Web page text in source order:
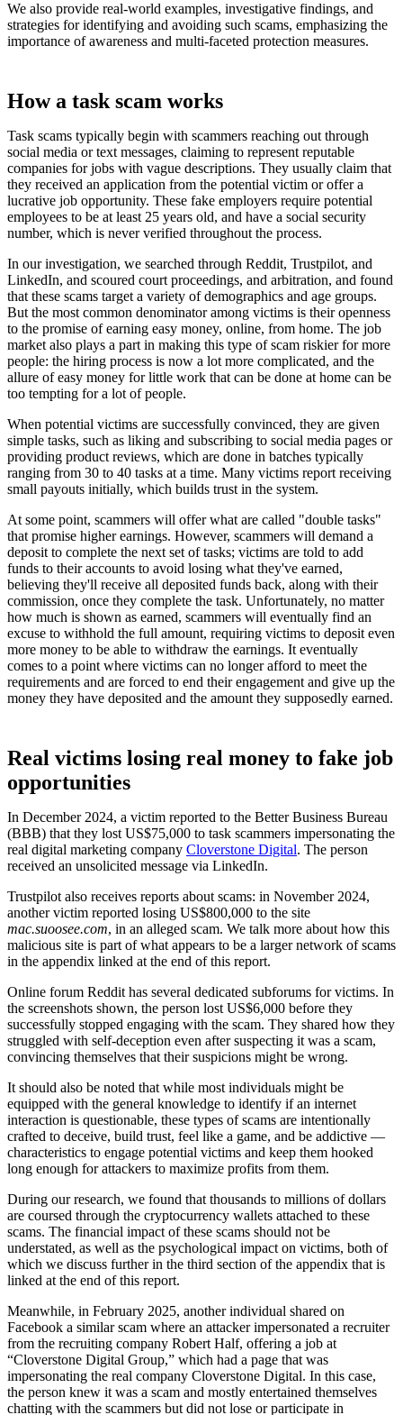
We also provide real-world examples, investigative findings, and
strategies for identifying and avoiding such scams, emphasizing the
importance of awareness and multi-faceted protection measures.
How a task scam works
Task scams typically begin with scammers reaching out through
social media or text messages, claiming to represent reputable
companies for jobs with vague descriptions. They usually claim that
they received an application from the potential victim or offer a
lucrative job opportunity. These fake employers require potential
employees to be at least 25 years old, and have a social security
number, which is never verified throughout the process.
In our investigation, we searched through Reddit, Trustpilot, and
LinkedIn, and scoured court proceedings, and arbitration, and found
that these scams target a variety of demographics and age groups.
But the most common denominator among victims is their openness
to the promise of earning easy money, online, from home. The job
market also plays a part in making this type of scam riskier for more
people: the hiring process is now a lot more complicated, and the
allure of easy money for little work that can be done at home can be
too tempting for a lot of people.
When potential victims are successfully convinced, they are given
simple tasks, such as liking and subscribing to social media pages or
providing product reviews, which are done in batches typically
ranging from 30 to 40 tasks at a time. Many victims report receiving
small payouts initially, which builds trust in the system.
At some point, scammers will offer what are called "double tasks"
that promise higher earnings. However, scammers will demand a
deposit to complete the next set of tasks; victims are told to add
funds to their accounts to avoid losing what they've earned,
believing they'll receive all deposited funds back, along with their
commission, once they complete the task. Unfortunately, no matter
how much is shown as earned, scammers will eventually find an
excuse to withhold the full amount, requiring victims to deposit even
more money to be able to withdraw the earnings. It eventually
comes to a point where victims can no longer afford to meet the
requirements and are forced to end their engagement and give up the
money they have deposited and the amount they supposedly earned.
Real victims losing real money to fake job
opportunities
In December 2024, a victim reported to the Better Business Bureau
(BBB) that they lost US$75,000 to task scammers impersonating the
real digital marketing company Cloverstone Digital. The person
received an unsolicited message via LinkedIn.
Trustpilot also receives reports about scams: in November 2024,
another victim reported losing US$800,000 to the site
mac.suoosee.com, in an alleged scam. We talk more about how this
malicious site is part of what appears to be a larger network of scams
in the appendix linked at the end of this report.
Online forum Reddit has several dedicated subforums for victims. In
the screenshots shown, the person lost US$6,000 before they
successfully stopped engaging with the scam. They shared how they
struggled with self-deception even after suspecting it was a scam,
convincing themselves that their suspicions might be wrong.
It should also be noted that while most individuals might be
equipped with the general knowledge to identify if an internet
interaction is questionable, these types of scams are intentionally
crafted to deceive, build trust, feel like a game, and be addictive —
characteristics to engage potential victims and keep them hooked
long enough for attackers to maximize profits from them.
During our research, we found that thousands to millions of dollars
are coursed through the cryptocurrency wallets attached to these
scams. The financial impact of these scams should not be
understated, as well as the psychological impact on victims, both of
which we discuss further in the third section of the appendix that is
linked at the end of this report.
Meanwhile, in February 2025, another individual shared on
Facebook a similar scam where an attacker impersonated a recruiter
from the recruiting company Robert Half, offering a job at
“Cloverstone Digital Group,” which had a page that was
impersonating the real company Cloverstone Digital. In this case,
the person knew it was a scam and mostly entertained themselves
chatting with the scammers but did not lose or participate in